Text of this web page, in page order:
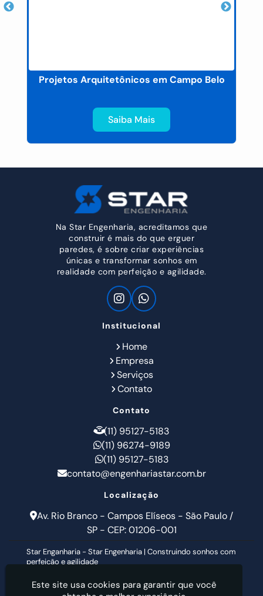
Projetos Arquitetônicos em Campo Belo
Saiba Mais
Na Star Engenharia, acreditamos que
construir é mais do que erguer
paredes, é sobre criar experiências
únicas e transformar sonhos em
realidade com perfeição e agilidade.
Institucional
Home
Empresa
Serviços
Contato
Contato
(11) 95127-5183
(11) 96274-9189
(11) 95127-5183
contato@engenhariastar.com.br
Localização
Av. Rio Branco - Campos Elíseos - São Paulo /
SP - CEP: 01206-001
Star Enganharia - Star Engenharia | Construindo sonhos com
perfeição e agilidade
Este site usa cookies para garantir que você